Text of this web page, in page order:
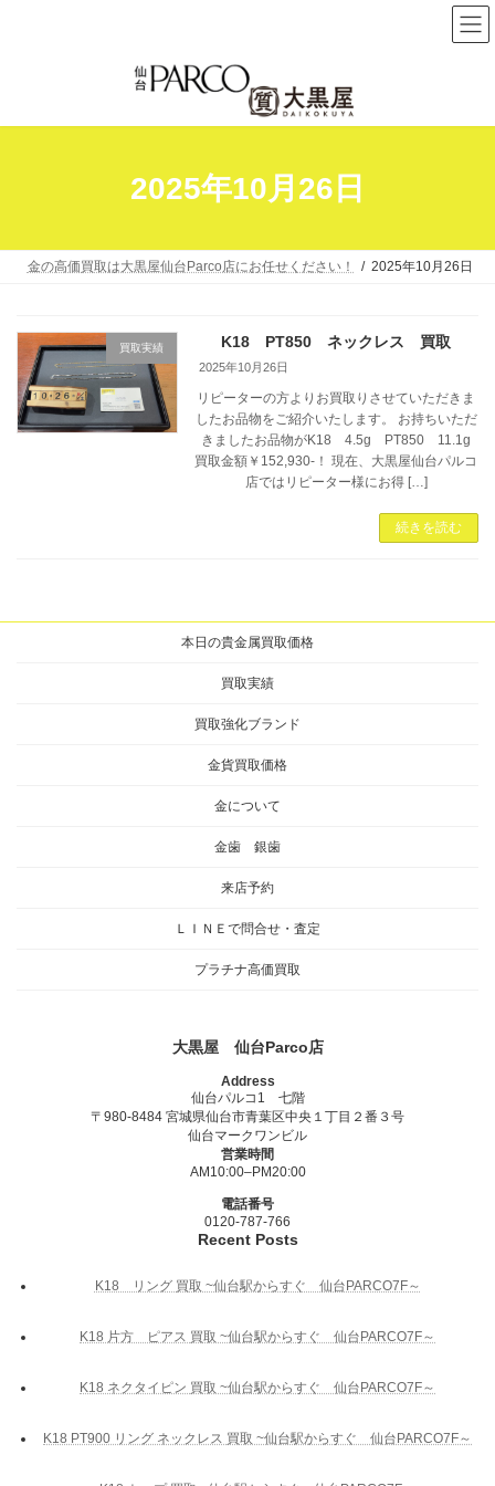
ン
テ
ン
ス
キ
ビ
ゲ
ー
ン
に
2025年10月26日
金の高価買取は大黒屋仙台Parco店にお任せください！ 2025年10月26日
買取実績 K18 PT850 ネックレス 買取
2025年10月26日
リピーターの方よりお買取りさせていただきま
したお品物をご紹介いたします。 お持ちいただ
きましたお品物がK18 4.5g PT850 11.1g
買取金額￥152,930-！ 現在、大黒屋仙台パルコ
店ではリピーター様にお得 […]
続きを読む
本日の貴金属買取価格
買取実績
買取強化ブランド
金貨買取価格
金について
金歯 銀歯
来店予約
ＬＩＮＥで問合せ・査定
プラチナ高価買取
大黒屋 仙台Parco店
Address
仙台パルコ1 七階
〒980-8484 宮城県仙台市青葉区中央１丁目２番３号
仙台マークワンビル
営業時間
AM10:00–PM20:00
電話番号
0120-787-766
Recent Posts
K18 リング 買取 ~仙台駅からすぐ 仙台PARCO7F～
K18 片方 ピアス 買取 ~仙台駅からすぐ 仙台PARCO7F～
K18 ネクタイピン 買取 ~仙台駅からすぐ 仙台PARCO7F～
K18 PT900 リング ネックレス 買取 ~仙台駅からすぐ 仙台PARCO7F～